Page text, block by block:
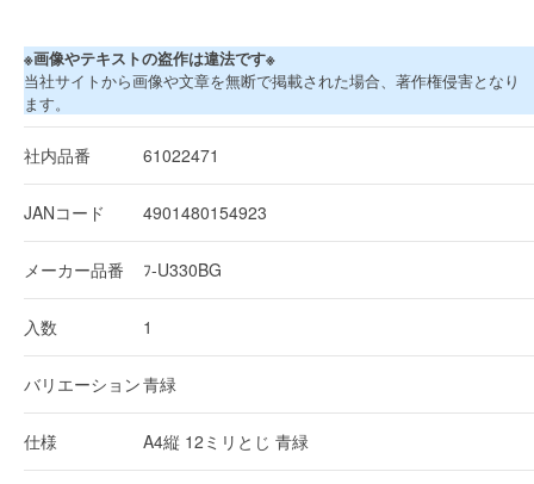
※画像やテキストの盗作は違法です※
当社サイトから画像や文章を無断で掲載された場合、著作権侵害となり
ます。
社内品番 61022471
JANコード 4901480154923
メーカー品番 ﾌ-U330BG
入数 1
バリエーション青緑
仕様 A4縦 12ミリとじ 青緑